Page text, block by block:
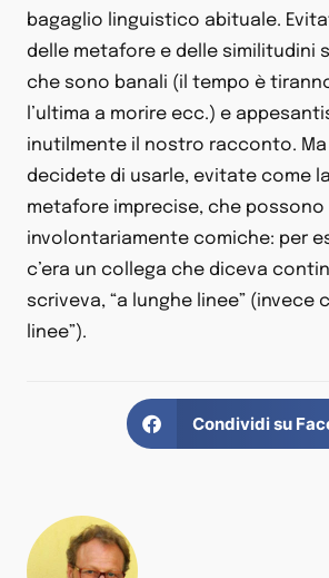
bagaglio linguistico abituale.
delle metafore e delle similitudini
che sono banali (il tempo è
l’ultima a morire ecc.) e
inutilmente il nostro racconto.
decidete di usarle, evitate come
metafore imprecise, che
involontariamente comiche: per
c’era un collega che diceva
scriveva, “a lunghe linee” (invece
linee”).
Condividi su